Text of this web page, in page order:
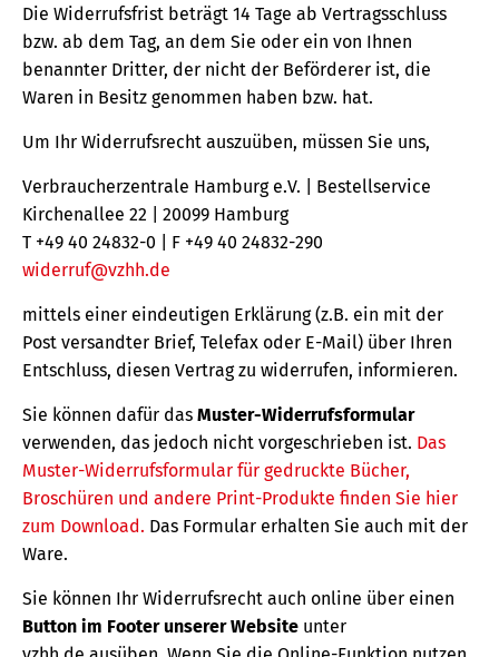
Die Widerrufsfrist beträgt 14 Tage ab Vertragsschluss
bzw. ab dem Tag, an dem Sie oder ein von Ihnen
benannter Dritter, der nicht der Beförderer ist, die
Waren in Besitz genommen haben bzw. hat.
Um Ihr Widerrufsrecht auszuüben, müssen Sie uns,
Verbraucherzentrale Hamburg e.V. | Bestellservice
Kirchenallee 22 | 20099 Hamburg
T +49 40 24832-0 | F +49 40 24832-290
widerruf@vzhh.de
mittels einer eindeutigen Erklärung (z.B. ein mit der
Post versandter Brief, Telefax oder E-Mail) über Ihren
Entschluss, diesen Vertrag zu widerrufen, informieren.
Sie können dafür das Muster-Widerrufsformular
verwenden, das jedoch nicht vorgeschrieben ist. Das
Muster-Widerrufsformular für gedruckte Bücher,
Broschüren und andere Print-Produkte finden Sie hier
zum Download. Das Formular erhalten Sie auch mit der
Ware.
Sie können Ihr Widerrufsrecht auch online über einen
Button im Footer unserer Website unter